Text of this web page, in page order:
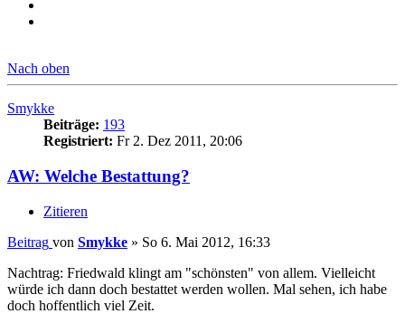
Nach oben
Smykke
Beiträge: 193
Registriert: Fr 2. Dez 2011, 20:06
AW: Welche Bestattung?
Zitieren
Beitrag von Smykke » So 6. Mai 2012, 16:33
Nachtrag: Friedwald klingt am "schönsten" von allem. Vielleicht
würde ich dann doch bestattet werden wollen. Mal sehen, ich habe
doch hoffentlich viel Zeit.